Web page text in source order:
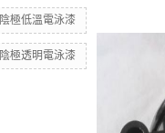
陰極低溫電泳漆
陰極透明電泳漆